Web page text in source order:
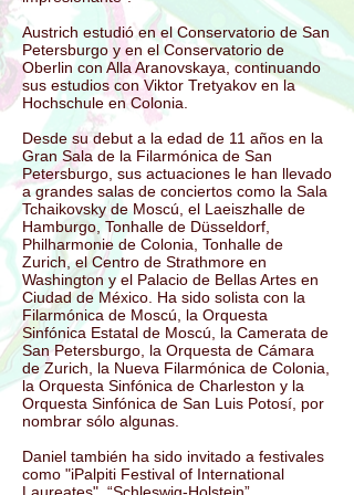
Austrich estudió en el Conservatorio de San
Petersburgo y en el Conservatorio de
Oberlin con Alla Aranovskaya, continuando
sus estudios con Viktor Tretyakov en la
Hochschule en Colonia.
Desde su debut a la edad de 11 años en la
Gran Sala de la Filarmónica de San
Petersburgo, sus actuaciones le han llevado
a grandes salas de conciertos como la Sala
Tchaikovsky de Moscú, el Laeiszhalle de
Hamburgo, Tonhalle de Düsseldorf,
Philharmonie de Colonia, Tonhalle de
Zurich, el Centro de Strathmore en
Washington y el Palacio de Bellas Artes en
Ciudad de México. Ha sido solista con la
Filarmónica de Moscú, la Orquesta
Sinfónica Estatal de Moscú, la Camerata de
San Petersburgo, la Orquesta de Cámara
de Zurich, la Nueva Filarmónica de Colonia,
la Orquesta Sinfónica de Charleston y la
Orquesta Sinfónica de San Luis Potosí, por
nombrar sólo algunas.
Daniel también ha sido invitado a festivales
como "iPalpiti Festival of International